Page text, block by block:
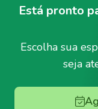
Está pronto
Escolha sua
seja